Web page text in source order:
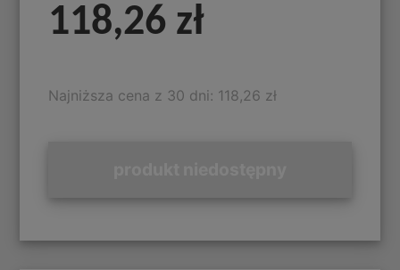
118,26 zł
Najniższa cena z 30 dni: 118,26 zł